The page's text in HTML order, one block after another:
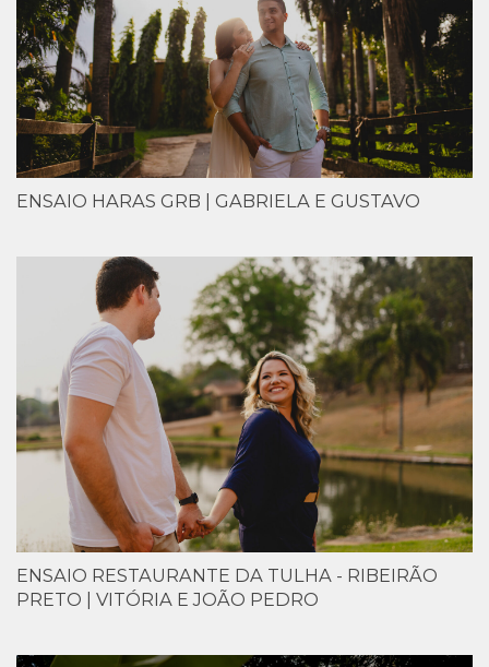
ENSAIO HARAS GRB | GABRIELA E GUSTAVO
ENSAIO RESTAURANTE DA TULHA - RIBEIRÃO
PRETO | VITÓRIA E JOÃO PEDRO